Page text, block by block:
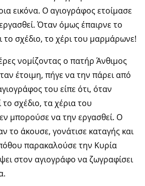
εικόνα. Ο αγιογράφος ετοίμασε
Όταν όμως έπαιρνε το
το σχέδιο, το χέρι του μαρμάρωνε!
νομίζοντας ο πατήρ Άνθιμος
έτοιμη, πήγε να την πάρει από
του είπε ότι, όταν
το σχέδιο, τα χέρια του
μπορούσε να την εργασθεί. Ο
το άκουσε, γονάτισε καταγής και
παρακαλούσε την Κυρία
στον αγιογράφο να ζωγραφίσει